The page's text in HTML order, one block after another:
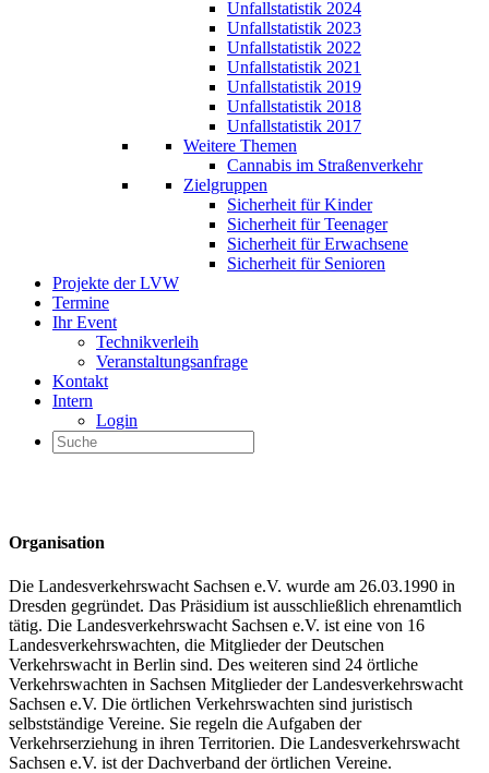
Unfallstatistik 2024
Unfallstatistik 2023
Unfallstatistik 2022
Unfallstatistik 2021
Unfallstatistik 2019
Unfallstatistik 2018
Unfallstatistik 2017
Weitere Themen
Cannabis im Straßenverkehr
Zielgruppen
Sicherheit für Kinder
Sicherheit für Teenager
Sicherheit für Erwachsene
Sicherheit für Senioren
Projekte der LVW
Termine
Ihr Event
Technikverleih
Veranstaltungsanfrage
Kontakt
Intern
Login
Organisation
Die Landesverkehrswacht Sachsen e.V. wurde am 26.03.1990 in
Dresden gegründet. Das Präsidium ist ausschließlich ehrenamtlich
tätig. Die Landesverkehrswacht Sachsen e.V. ist eine von 16
Landesverkehrswachten, die Mitglieder der Deutschen
Verkehrswacht in Berlin sind. Des weiteren sind 24 örtliche
Verkehrswachten in Sachsen Mitglieder der Landesverkehrswacht
Sachsen e.V. Die örtlichen Verkehrswachten sind juristisch
selbstständige Vereine. Sie regeln die Aufgaben der
Verkehrserziehung in ihren Territorien. Die Landesverkehrswacht
Sachsen e.V. ist der Dachverband der örtlichen Vereine.